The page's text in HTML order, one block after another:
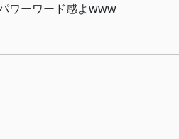
ワーワード感よwww